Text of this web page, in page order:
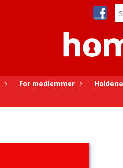
For medlemmer Holdene